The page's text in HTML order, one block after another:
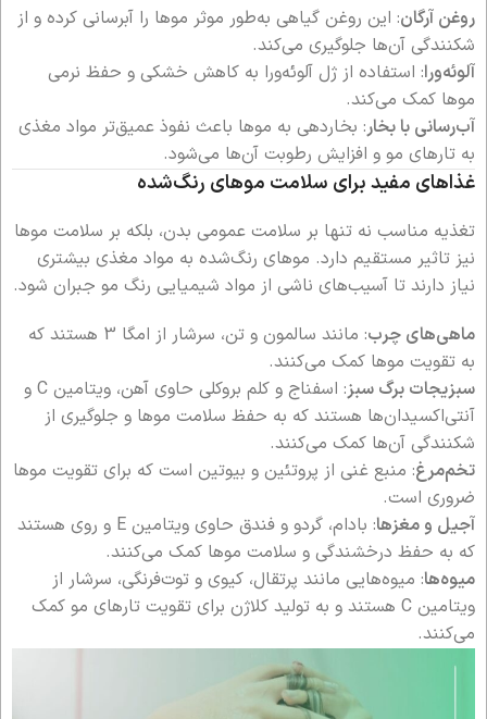
روغن آرگان: این روغن گیاهی به‌طور موثر موها را آبرسانی کرده و از
شکنندگی آن‌ها جلوگیری می‌کند.
آلوئه‌ورا: استفاده از ژل آلوئه‌ورا به کاهش خشکی و حفظ نرمی
موها کمک می‌کند.
آب‌رسانی با بخار: بخاردهی به موها باعث نفوذ عمیق‌تر مواد مغذی
به تارهای مو و افزایش رطوبت آن‌ها می‌شود.
غذاهای مفید برای سلامت موهای رنگ‌شده
تغذیه مناسب نه تنها بر سلامت عمومی بدن، بلکه بر سلامت موها
نیز تاثیر مستقیم دارد. موهای رنگ‌شده به مواد مغذی بیشتری
نیاز دارند تا آسیب‌های ناشی از مواد شیمیایی رنگ مو جبران شود.
ماهی‌های چرب
: مانند سالمون و تن، سرشار از امگا 3 هستند که
به تقویت موها کمک می‌کنند.
سبزیجات برگ سبز
: اسفناج و کلم بروکلی حاوی آهن، ویتامین C و
آنتی‌اکسیدان‌ها هستند که به حفظ سلامت موها و جلوگیری از
شکنندگی آن‌ها کمک می‌کنند.
تخم‌مرغ: منبع غنی از پروتئین و بیوتین است که برای تقویت موها
ضروری است.
آجیل و مغزها
: بادام، گردو و فندق حاوی ویتامین E و روی هستند
که به حفظ درخشندگی و سلامت موها کمک می‌کنند.
میوه‌ها: میوه‌هایی مانند پرتقال، کیوی و توت‌فرنگی، سرشار از
ویتامین C هستند و به تولید کلاژن برای تقویت تارهای مو کمک
می‌کنند.